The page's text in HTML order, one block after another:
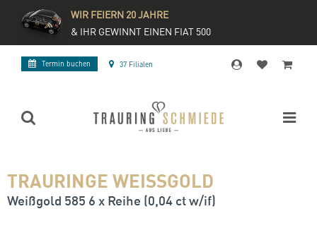
WIR FEIERN 20 JAHRE
& IHR GEWINNT EINEN FIAT 500
Termin buchen 37 Filialen
TRAURINGE WEISSGOLD
Weißgold 585 6 x Reihe (0,04 ct w/if)